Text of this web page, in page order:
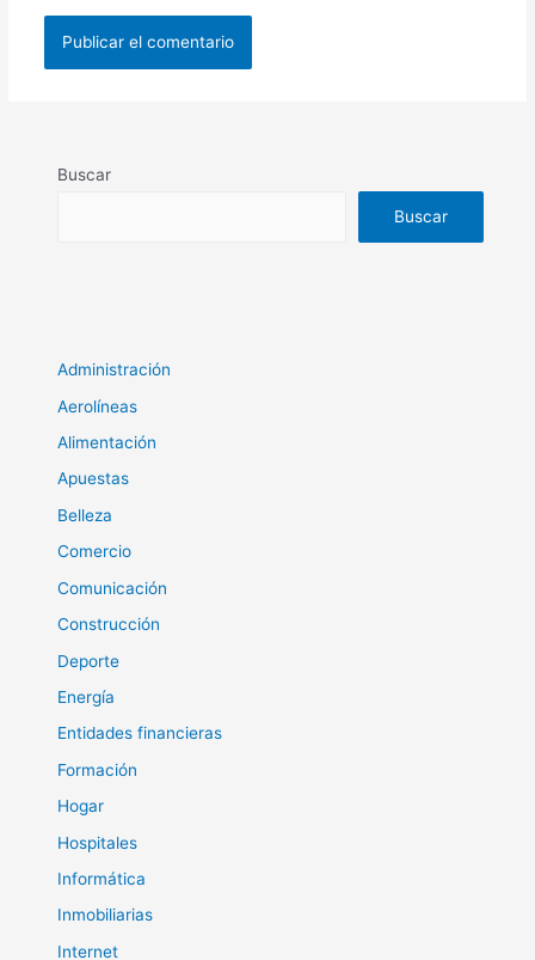
Buscar
Buscar
Administración
Aerolíneas
Alimentación
Apuestas
Belleza
Comercio
Comunicación
Construcción
Deporte
Energía
Entidades financieras
Formación
Hogar
Hospitales
Informática
Inmobiliarias
Internet